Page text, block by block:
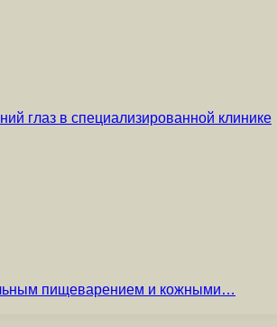
глаз в специализированной клинике
пищеварением и кожными…